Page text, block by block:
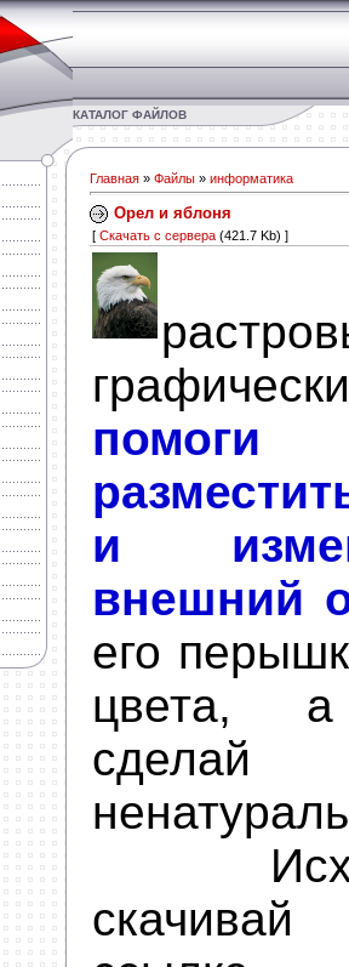
КАТАЛОГ ФАЙЛОВ
Главная » Файлы » информатика
Орел и яблоня
[ Скачать с сервера (421.7 Kb) ]
и
внешний
его
цвета, а
сделай